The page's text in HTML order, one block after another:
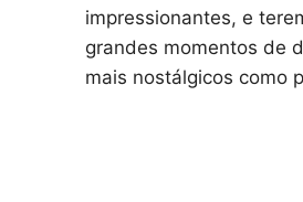
impressionantes, e
grandes momentos de
mais nostálgicos como